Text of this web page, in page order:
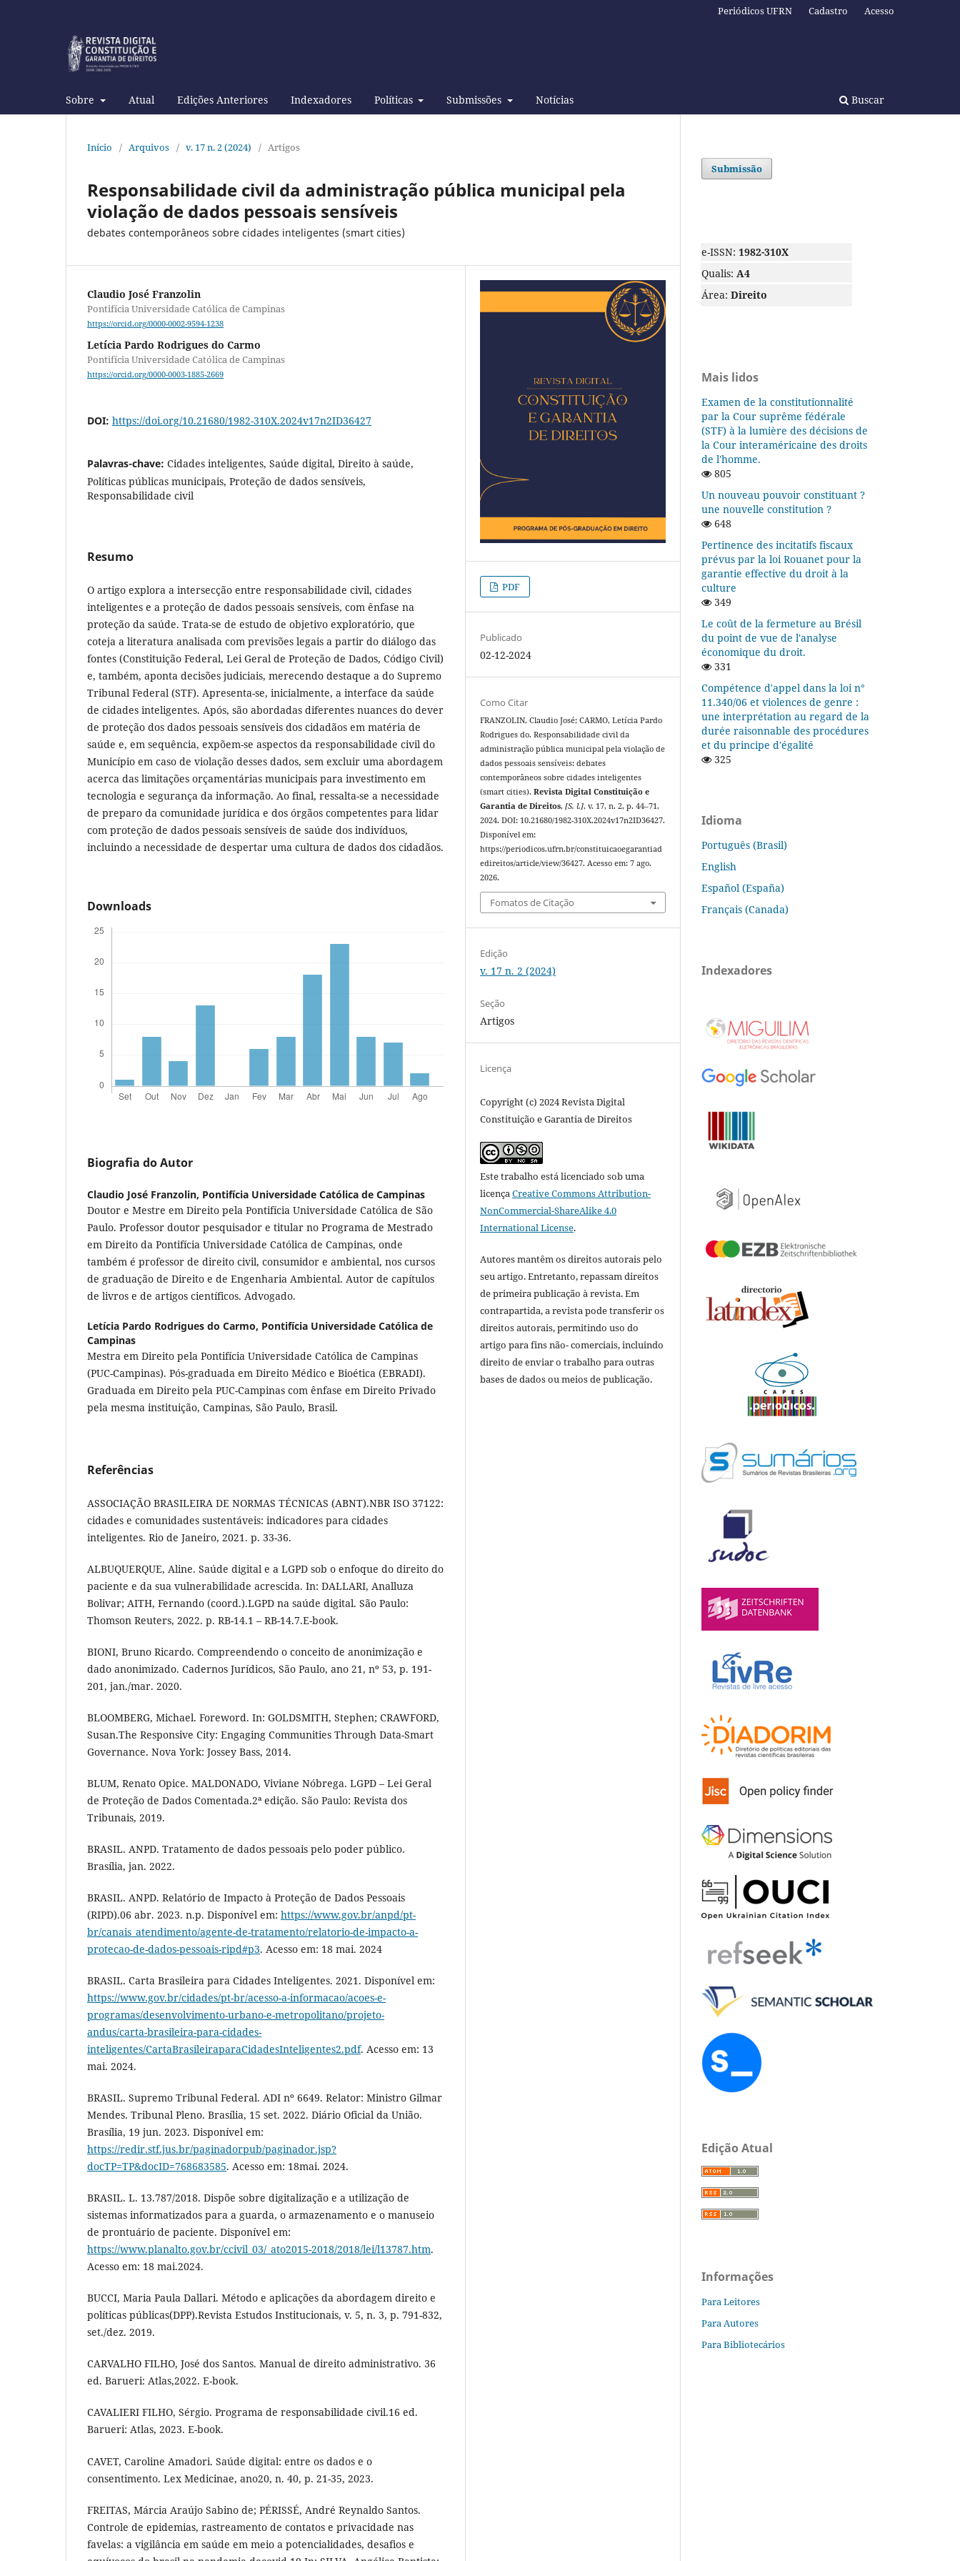
Sobre Atual Edições Anteriores Indexadores Políticas Submissões Notícias Buscar
Periódicos UFRN Cadastro Acesso
Início / Arquivos / v. 17 n. 2 (2024) / Artigos
Responsabilidade civil da administração pública municipal pela
violação de dados pessoais sensíveis
debates contemporâneos sobre cidades inteligentes (smart cities)
Claudio José Franzolin
Pontifícia Universidade Católica de Campinas
https://orcid.org/0000-0002-9594-1238
Letícia Pardo Rodrigues do Carmo
Pontifícia Universidade Católica de Campinas
https://orcid.org/0000-0003-1885-2669
DOI: https://doi.org/10.21680/1982-310X.2024v17n2ID36427
Palavras-chave: Cidades inteligentes, Saúde digital, Direito à saúde,
Políticas públicas municipais, Proteção de dados sensíveis,
Responsabilidade civil
Resumo
O artigo explora a intersecção entre responsabilidade civil, cidades
inteligentes e a proteção de dados pessoais sensíveis, com ênfase na
proteção da saúde. Trata-se de estudo de objetivo exploratório, que
coteja a literatura analisada com previsões legais a partir do diálogo das
fontes (Constituição Federal, Lei Geral de Proteção de Dados, Código Civil)
e, também, aponta decisões judiciais, merecendo destaque a do Supremo
Tribunal Federal (STF). Apresenta-se, inicialmente, a interface da saúde
de cidades inteligentes. Após, são abordadas diferentes nuances do dever
de proteção dos dados pessoais sensíveis dos cidadãos em matéria de
saúde e, em sequência, expõem-se aspectos da responsabilidade civil do
Município em caso de violação desses dados, sem excluir uma abordagem
acerca das limitações orçamentárias municipais para investimento em
tecnologia e segurança da informação. Ao final, ressalta-se a necessidade
de preparo da comunidade jurídica e dos órgãos competentes para lidar
com proteção de dados pessoais sensíveis de saúde dos indivíduos,
incluindo a necessidade de despertar uma cultura de dados dos cidadãos.
Downloads
Biografia do Autor
Claudio José Franzolin, Pontifícia Universidade Católica de Campinas
Doutor e Mestre em Direito pela Pontifícia Universidade Católica de São
Paulo. Professor doutor pesquisador e titular no Programa de Mestrado
em Direito da Pontifícia Universidade Católica de Campinas, onde
também é professor de direito civil, consumidor e ambiental, nos cursos
de graduação de Direito e de Engenharia Ambiental. Autor de capítulos
de livros e de artigos científicos. Advogado.
Letícia Pardo Rodrigues do Carmo, Pontifícia Universidade Católica de
Campinas
Mestra em Direito pela Pontifícia Universidade Católica de Campinas
(PUC-Campinas). Pós-graduada em Direito Médico e Bioética (EBRADI).
Graduada em Direito pela PUC-Campinas com ênfase em Direito Privado
pela mesma instituição, Campinas, São Paulo, Brasil.
Referências
ASSOCIAÇÃO BRASILEIRA DE NORMAS TÉCNICAS (ABNT).NBR ISO 37122:
cidades e comunidades sustentáveis: indicadores para cidades
inteligentes. Rio de Janeiro, 2021. p. 33-36.
ALBUQUERQUE, Aline. Saúde digital e a LGPD sob o enfoque do direito do
paciente e da sua vulnerabilidade acrescida. In: DALLARI, Analluza
Bolivar; AITH, Fernando (coord.).LGPD na saúde digital. São Paulo:
Thomson Reuters, 2022. p. RB-14.1 – RB-14.7.E-book.
BIONI, Bruno Ricardo. Compreendendo o conceito de anonimização e
dado anonimizado. Cadernos Jurídicos, São Paulo, ano 21, nº 53, p. 191-
201, jan./mar. 2020.
BLOOMBERG, Michael. Foreword. In: GOLDSMITH, Stephen; CRAWFORD,
Susan.The Responsive City: Engaging Communities Through Data-Smart
Governance. Nova York: Jossey Bass, 2014.
BLUM, Renato Opice. MALDONADO, Viviane Nóbrega. LGPD – Lei Geral
de Proteção de Dados Comentada.2ª edição. São Paulo: Revista dos
Tribunais, 2019.
BRASIL. ANPD. Tratamento de dados pessoais pelo poder público.
Brasília, jan. 2022.
BRASIL. ANPD. Relatório de Impacto à Proteção de Dados Pessoais
(RIPD).06 abr. 2023. n.p. Disponível em: https://www.gov.br/anpd/pt-
br/canais_atendimento/agente-de-tratamento/relatorio-de-impacto-a-
protecao-de-dados-pessoais-ripd#p3. Acesso em: 18 mai. 2024
BRASIL. Carta Brasileira para Cidades Inteligentes. 2021. Disponível em:
https://www.gov.br/cidades/pt-br/acesso-a-informacao/acoes-e-
programas/desenvolvimento-urbano-e-metropolitano/projeto-
andus/carta-brasileira-para-cidades-
inteligentes/CartaBrasileiraparaCidadesInteligentes2.pdf. Acesso em: 13
mai. 2024.
BRASIL. Supremo Tribunal Federal. ADI nº 6649. Relator: Ministro Gilmar
Mendes. Tribunal Pleno. Brasília, 15 set. 2022. Diário Oficial da União.
Brasília, 19 jun. 2023. Disponível em:
https://redir.stf.jus.br/paginadorpub/paginador.jsp?
docTP=TP&docID=768683585. Acesso em: 18mai. 2024.
BRASIL. L. 13.787/2018. Dispõe sobre digitalização e a utilização de
sistemas informatizados para a guarda, o armazenamento e o manuseio
de prontuário de paciente. Disponível em:
https://www.planalto.gov.br/ccivil_03/_ato2015-2018/2018/lei/l13787.htm.
Acesso em: 18 mai.2024.
BUCCI, Maria Paula Dallari. Método e aplicações da abordagem direito e
políticas públicas(DPP).Revista Estudos Institucionais, v. 5, n. 3, p. 791-832,
set./dez. 2019.
CARVALHO FILHO, José dos Santos. Manual de direito administrativo. 36
ed. Barueri: Atlas,2022. E-book.
CAVALIERI FILHO, Sérgio. Programa de responsabilidade civil.16 ed.
Barueri: Atlas, 2023. E-book.
CAVET, Caroline Amadori. Saúde digital: entre os dados e o
consentimento. Lex Medicinae, ano20, n. 40, p. 21-35, 2023.
FREITAS, Márcia Araújo Sabino de; PÉRISSÉ, André Reynaldo Santos.
Controle de epidemias, rastreamento de contatos e privacidade nas
favelas: a vigilância em saúde em meio a potencialidades, desafios e
PDF
Publicado
02-12-2024
Como Citar
FRANZOLIN, Claudio José; CARMO, Letícia Pardo
Rodrigues do. Responsabilidade civil da
administração pública municipal pela violação de
dados pessoais sensíveis: debates
contemporâneos sobre cidades inteligentes
(smart cities).Revista Digital Constituição e
Garantia de Direitos,[S. l.], v. 17, n. 2, p. 44–71,
2024. DOI: 10.21680/1982-310X.2024v17n2ID36427.
Disponível em:
https://periodicos.ufrn.br/constituicaoegarantiad
edireitos/article/view/36427. Acesso em: 7 ago.
2026.
Fomatos de Citação
Edição
v. 17 n. 2 (2024)
Seção
Artigos
Licença
Copyright (c) 2024 Revista Digital
Constituição e Garantia de Direitos
Este trabalho está licenciado sob uma
licençaCreative Commons Attribution-
NonCommercial-ShareAlike 4.0
International License.
Autores mantêm os direitos autorais pelo
seu artigo. Entretanto, repassam direitos
de primeira publicação à revista. Em
contrapartida, a revista pode transferir os
direitos autorais, permitindo uso do
artigo para fins não- comerciais, incluindo
direito de enviar o trabalho para outras
bases de dados ou meios de publicação.
Submissão
e-ISSN: 1982-310X
Qualis: A4
Área: Direito
Mais lidos
Examen de la constitutionnalité
par la Cour suprême fédérale
(STF) à la lumière des décisions de
la Cour interaméricaine des droits
de l'homme.
805
Un nouveau pouvoir constituant ?
une nouvelle constitution ?
648
Pertinence des incitatifs fiscaux
prévus par la loi Rouanet pour la
garantie effective du droit à la
culture
349
Le coût de la fermeture au Brésil
du point de vue de l'analyse
économique du droit.
331
Compétence d'appel dans la loi n°
11.340/06 et violences de genre :
une interprétation au regard de la
durée raisonnable des procédures
et du principe d'égalité
325
Idioma
Português (Brasil)
English
Español (España)
Français (Canada)
Indexadores
Edição Atual
Informações
Para Leitores
Para Autores
Para Bibliotecários